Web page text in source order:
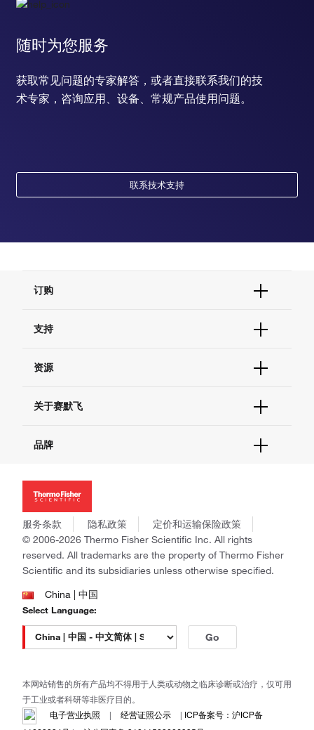
随时为您服务
获取常见问题的专家解答，或者直接联系我们的技
术专家，咨询应用、设备、常规产品使用问题。
联系技术支持
订购
订单支持
现货供应中心
支持
联系我们 - 400 820 8982
查找文件&证书
资源
促销
社交媒体
关于赛默飞
招聘
新闻
社会责任
商标
政策和通知
品牌
Applied Biosystems
Invitrogen
Gibco
Ion Torrent
Unity Lab Services
Patheon
PPD
服务条款 隐私政策
定价和运输保险政策
© 2006-2026 Thermo Fisher Scientific Inc. All rights
reserved. All trademarks are the property of Thermo Fisher
Scientific and its subsidiaries unless otherwise specified.
China | 中国
Select Language:
Go
本网站销售的所有产品均不得用于人类或动物之临床诊断或治疗，仅可用
于工业或者科研等非医疗目的。
电子营业执照
| 经营证照公示 | ICP备案号：沪ICP备